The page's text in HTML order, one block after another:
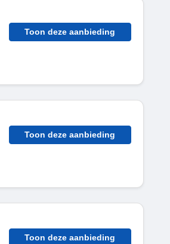
Toon deze aanbieding
Toon deze aanbieding
Toon deze aanbieding